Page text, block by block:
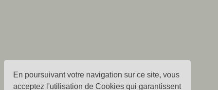
En poursuivant votre navigation sur ce site, vous
acceptez l'utilisation de Cookies qui garantissent